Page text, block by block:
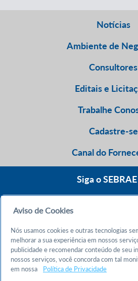
Notícias
Ambiente de
Consultores
Editais e
Trabalhe
Cadastre-se
Canal do
Siga o
Atendimento
Chame no
Aviso de Cookies
Nós usamos cookies e outras tecnologias
melhorar a sua experiência em nossos
publicidade e recomendar conteúdo de seu
nossos serviços, você concorda com tal
em nossa
Política de Privacidade